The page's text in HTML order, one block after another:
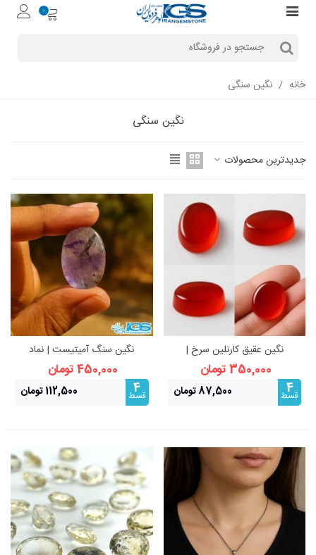
0
خانه / نگین سنگی
نگین سنگی
جدیدترین محصولات
نگین عقیق کارنلین سرخ |
انرژی‌بخش
350,000 تومان
4
قسط 87,500 تومان
نگین سنگ آمیتیست | نماد
آرامش و محافظت
450,000 تومان
4
قسط 112,500 تومان